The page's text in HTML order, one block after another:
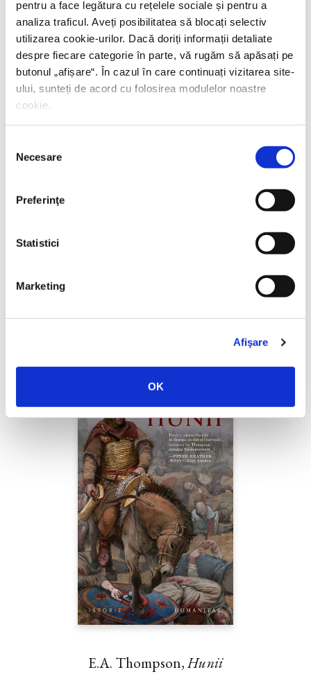
pentru a face legătura cu rețelele sociale și pentru a
analiza traficul. Aveți posibilitatea să blocați selectiv
utilizarea cookie-urilor. Dacă doriți informații detaliate
despre fiecare categorie în parte, vă rugăm să apăsați pe
butonul „afișare“. În cazul în care continuați vizitarea site-
ului, sunteți de acord cu folosirea modulelor noastre
cookie.
consimțământului
Necesare
Preferinţe
Statistici
Marketing
Afişare
OK
E.A. Thompson,Hunii